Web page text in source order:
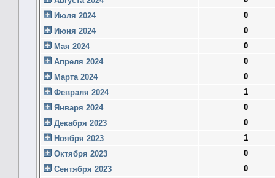
Июля 2024
0
Июня 2024
0
Мая 2024
0
Апреля 2024
0
Марта 2024
0
Февраля 2024
1
Января 2024
0
Декабря 2023
0
Ноября 2023
1
Октября 2023
0
Сентября 2023
0